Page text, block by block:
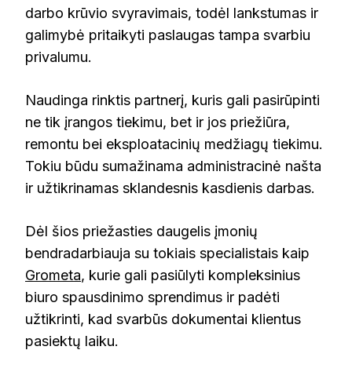
darbo krūvio svyravimais, todėl lankstumas ir
galimybė pritaikyti paslaugas tampa svarbiu
privalumu.
Naudinga rinktis partnerį, kuris gali pasirūpinti
ne tik įrangos tiekimu, bet ir jos priežiūra,
remontu bei eksploatacinių medžiagų tiekimu.
Tokiu būdu sumažinama administracinė našta
ir užtikrinamas sklandesnis kasdienis darbas.
Dėl šios priežasties daugelis įmonių
bendradarbiauja su tokiais specialistais kaip
Grometa, kurie gali pasiūlyti kompleksinius
biuro spausdinimo sprendimus ir padėti
užtikrinti, kad svarbūs dokumentai klientus
pasiektų laiku.